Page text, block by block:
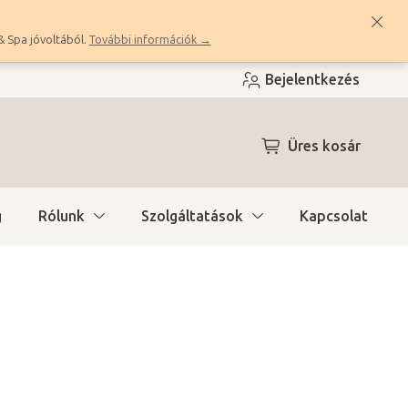
Spa jóvoltából. További információk →
Bejelentkezés
KOSÁR
Üres kosár
Rólunk Szolgáltatások Kapcsolat